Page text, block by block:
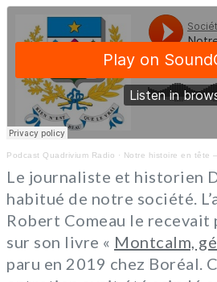
Podcast Quadrivium Radio · Notre histoire en tête
Le journaliste et historien
habitué de notre société.
Robert Comeau le
sur son livre « Montcalm,
paru en 2019 chez Boréal.